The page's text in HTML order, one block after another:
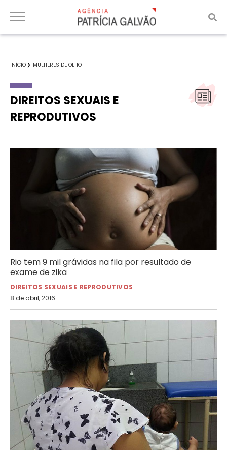
INÍCIO MULHERES DE OLHO
DIREITOS SEXUAIS E
REPRODUTIVOS
Rio tem 9 mil grávidas na fila por resultado de
exame de zika
DIREITOS SEXUAIS E REPRODUTIVOS
8 de abril, 2016